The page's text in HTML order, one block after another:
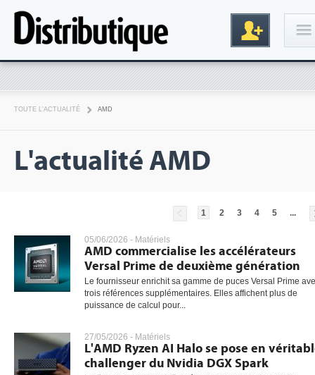
gratuite
TOUTE L'ACTUALITÉ AMD
L'actualité AMD
1 2 3 4 5 ...
05/06/2026 - Matériels
AMD commercialise les accélérateurs
Versal Prime de deuxième génération
Le fournisseur enrichit sa gamme de puces Versal Prime
trois références supplémentaires. Elles affichent plus de
puissance de calcul pour...
27/05/2026 - Matériels
L'AMD Ryzen AI Halo se pose en
challenger du Nvidia DGX Spark